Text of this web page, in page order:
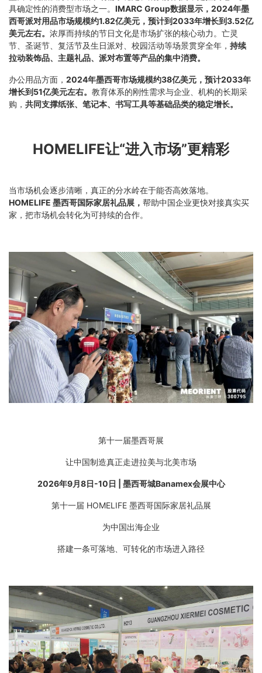
具确定性的消费型市场之一。 IMARC Group数据显示，2024年墨
西哥派对用品市场规模约1.82亿美元，预计到2033年增长到3.52亿
美元左右。 浓厚而持续的节日文化是市场扩张的核心动力。亡灵
节、圣诞节、复活节及生日派对、校园活动等场景贯穿全年， 持续
拉动装饰品、主题礼品、派对布置等产品的集中消费。
办公用品方面， 2024年墨西哥市场规模约38亿美元，预计2033年
增长到51亿美元左右。 教育体系的刚性需求与企业、机构的长期采
购， 共同支撑纸张、笔记本、书写工具等基础品类的稳定增长。
HOMELIFE让“进入市场”更精彩
当市场机会逐步清晰，真正的分水岭在于能否高效落地。
HOMELIFE 墨西哥国际家居礼品展， 帮助中国企业更快对接真实买
家，把市场机会转化为可持续的合作。
第十一届墨西哥展
让中国制造真正走进拉美与北美市场
2026年9月8日-10日 | 墨西哥城Banamex会展中心
第十一届 HOMELIFE 墨西哥国际家居礼品展
为中国出海企业
搭建一条可落地、可转化的市场进入路径